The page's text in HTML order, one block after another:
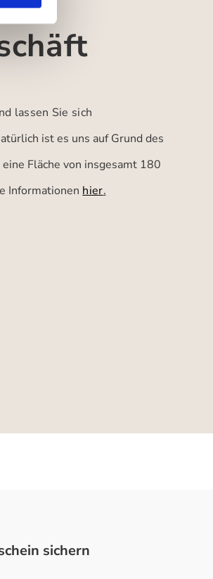
lassen Sie sich
ist es uns auf Grund des
Fläche von insgesamt 180
Informationen hier.
sichern